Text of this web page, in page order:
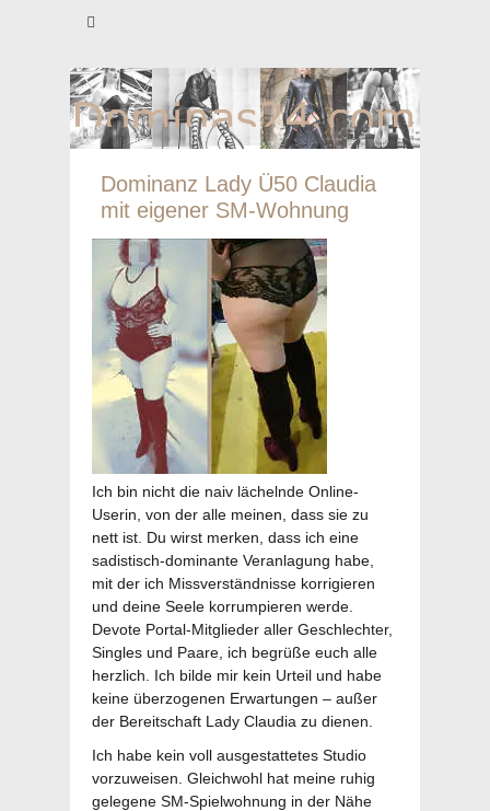
Dominanz Lady Ü50 Claudia
mit eigener SM-Wohnung
Ich bin nicht die naiv lächelnde Online-
Userin, von der alle meinen, dass sie zu
nett ist. Du wirst merken, dass ich eine
sadistisch-dominante Veranlagung habe,
mit der ich Missverständnisse korrigieren
und deine Seele korrumpieren werde.
Devote Portal-Mitglieder aller Geschlechter,
Singles und Paare, ich begrüße euch alle
herzlich. Ich bilde mir kein Urteil und habe
keine überzogenen Erwartungen – außer
der Bereitschaft Lady Claudia zu dienen.
Ich habe kein voll ausgestattetes Studio
vorzuweisen. Gleichwohl hat meine ruhig
gelegene SM-Spielwohnung in der Nähe